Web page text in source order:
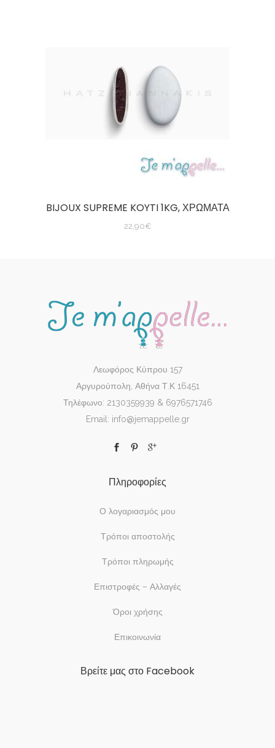
BIJOUX SUPREME KOYTI 1KG, ΧΡΩΜΑΤΑ
22,90€
Λεωφόρος Κύπρου 157
Αργυρούπολη, Αθήνα Τ.Κ 16451
Τηλέφωνο: 2130359939 & 6976571746
Email: info@jemappelle.gr
Πληροφορίες
Ο λογαριασμός μου
Τρόποι αποστολής
Τρόποι πληρωμής
Επιστροφές – Αλλαγές
Όροι χρήσης
Επικοινωνία
Βρείτε μας στο Facebook